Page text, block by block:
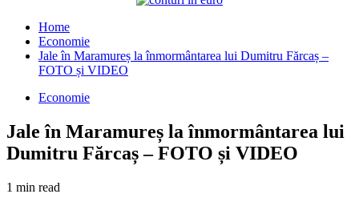
Home
Economie
Jale în Maramureș la înmormântarea lui Dumitru Fărcaș –
FOTO și VIDEO
Economie
Jale în Maramureș la înmormântarea lui
Dumitru Fărcaș – FOTO și VIDEO
1 min read